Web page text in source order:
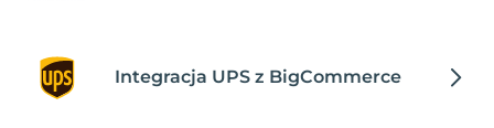
Integracja UPS z BigCommerce